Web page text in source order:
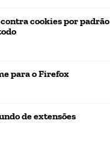
cookies por padrão
para o Firefox
de extensões